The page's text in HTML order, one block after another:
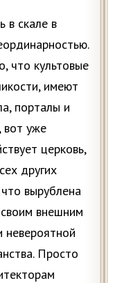
в скале в
что культовые
имеют
порталы и
уже
церковь,
других
вырублена
внешним
Просто